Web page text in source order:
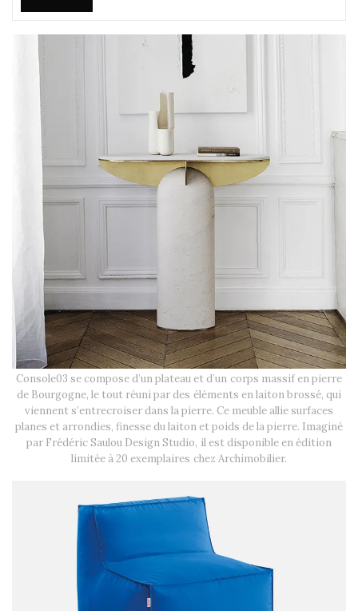
Console03 se compose d’un plateau et d’un corps massif en pierre
de Bourgogne, le tout réuni par des éléments en laiton brossé, qui
viennent s’entrecroiser dans la pierre. Ce meuble allie surfaces
planes et arrondies, finesse du laiton et poids de la pierre. Imaginé
par Frédéric Saulou Design Studio, il est disponible en édition
limitée à 20 exemplaires chez Archimobilier.